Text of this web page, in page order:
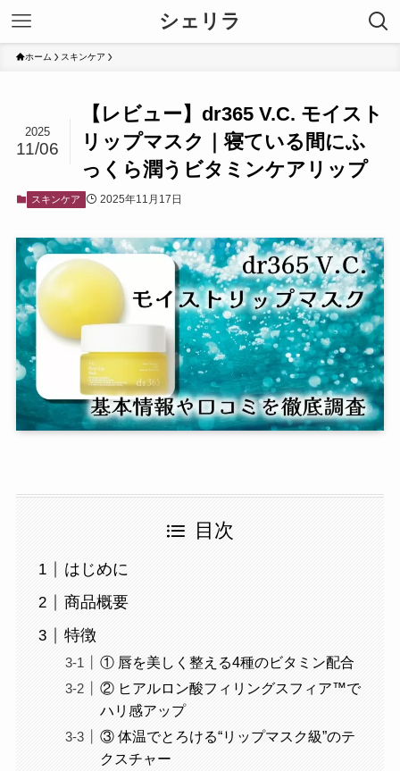
シェリラ
ホーム スキンケア
【レビュー】dr365 V.C. モイスト
リップマスク｜寝ている間にふ
っくら潤うビタミンケアリップ
2025
11/06
スキンケア 2025年11月17日
目次
はじめに
商品概要
特徴
① 唇を美しく整える4種のビタミン配合
② ヒアルロン酸フィリングスフィア™で
ハリ感アップ
③ 体温でとろける“リップマスク級”のテ
クスチャー